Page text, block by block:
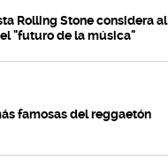
Rolling Stone considera al
"futuro de la música"
famosas del reggaetón